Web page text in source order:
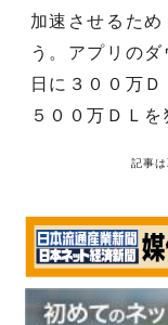
加速させるた
う。アプリの
日に３００万
５００万ＤＬを
記事